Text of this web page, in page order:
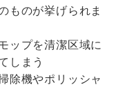
ものが挙げられま
ップを清潔区域に
しまう
除機やポリッシャ